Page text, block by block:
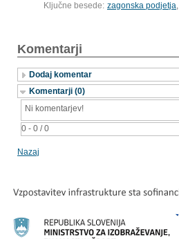
Ključne besede: zagonska podjetja,
Komentarji
Dodaj komentar
Komentarji (0)
0 - 0 / 0
Ni komentarjev!
Nazaj